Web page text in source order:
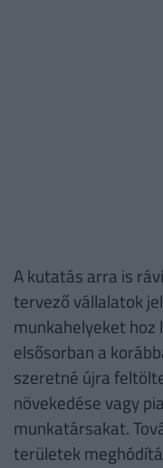
A kutatás arra is
tervező vállalatok
munkahelyeket hoz
elsősorban a
szeretné újra
növekedése vagy
munkatársakat.
területek